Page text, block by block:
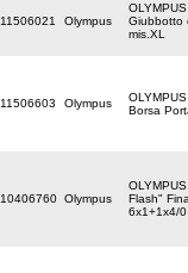
11506021 Olympus
Giubbotto
mis.XL
11506603 Olympus
Borsa
10406760 Olympus
Flash"
6x1+1x4/0